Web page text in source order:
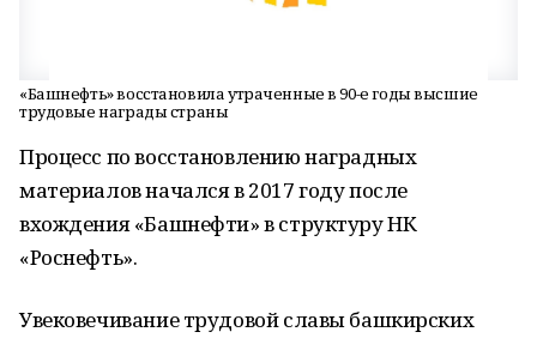
«Башнефть» восстановила утраченные в 90-е годы высшие
трудовые награды страны
Процесс по восстановлению наградных
материалов начался в 2017 году после
вхождения «Башнефти» в структуру НК
«Роснефть».
Увековечивание трудовой славы башкирских